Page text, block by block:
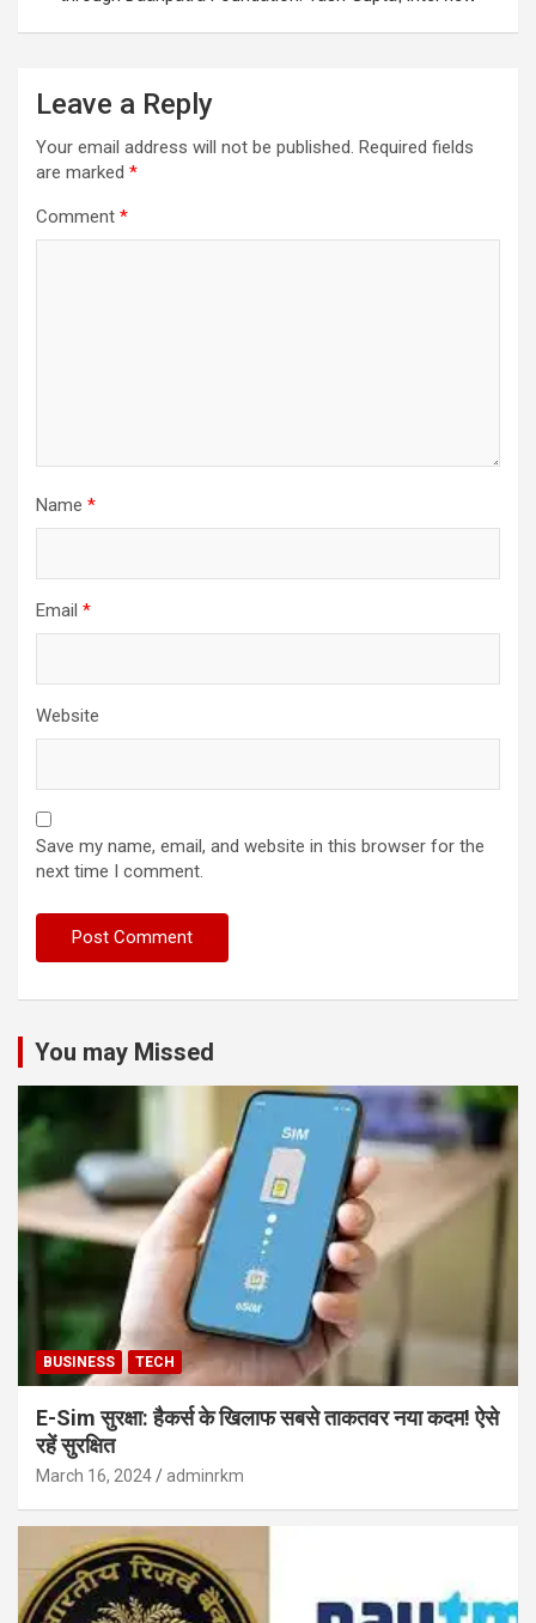
Leave a Reply
Your email address will not be published. Required fields
are marked *
Comment *
Name *
Email *
Website
Save my name, email, and website in this browser for the
next time I comment.
You may Missed
BUSINESS TECH
E-Sim सुरक्षा: हैकर्स के खिलाफ सबसे ताकतवर नया कदम! ऐसे
रहें सुरक्षित
March 16, 2024 adminrkm